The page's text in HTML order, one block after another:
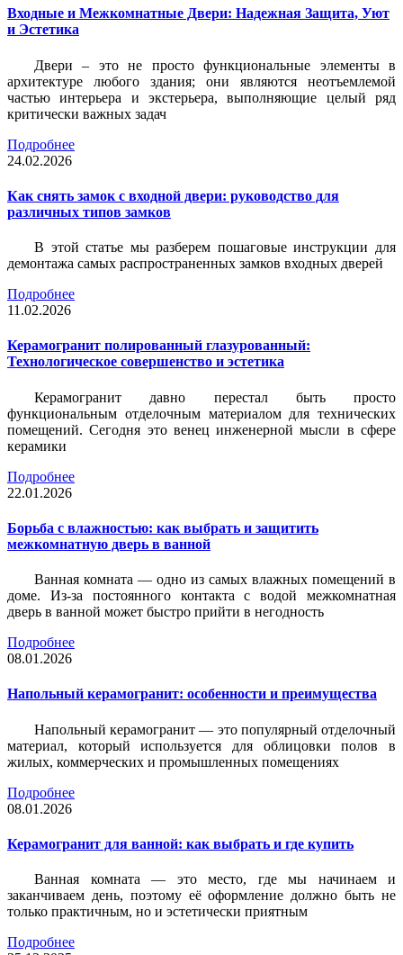
Входные и Межкомнатные Двери: Надежная Защита, Уют
и Эстетика
Двери – это не просто функциональные элементы в
архитектуре любого здания; они являются неотъемлемой
частью интерьера и экстерьера, выполняющие целый ряд
критически важных задач
Подробнее
24.02.2026
Как снять замок с входной двери: руководство для
различных типов замков
В этой статье мы разберем пошаговые инструкции для
демонтажа самых распространенных замков входных дверей
Подробнее
11.02.2026
Керамогранит полированный глазурованный:
Технологическое совершенство и эстетика
Керамогранит давно перестал быть просто
функциональным отделочным материалом для технических
помещений. Сегодня это венец инженерной мысли в сфере
керамики
Подробнее
22.01.2026
Борьба с влажностью: как выбрать и защитить
межкомнатную дверь в ванной
Ванная комната — одно из самых влажных помещений в
доме. Из-за постоянного контакта с водой межкомнатная
дверь в ванной может быстро прийти в негодность
Подробнее
08.01.2026
Напольный керамогранит: особенности и преимущества
Напольный керамогранит — это популярный отделочный
материал, который используется для облицовки полов в
жилых, коммерческих и промышленных помещениях
Подробнее
08.01.2026
Керамогранит для ванной: как выбрать и где купить
Ванная комната — это место, где мы начинаем и
заканчиваем день, поэтому её оформление должно быть не
только практичным, но и эстетически приятным
Подробнее